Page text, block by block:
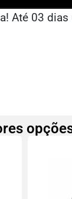
Até 03